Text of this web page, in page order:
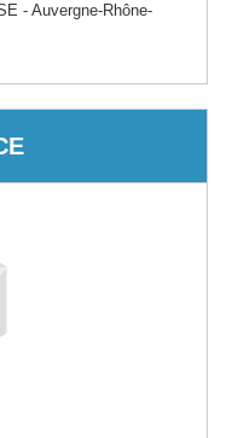
- Auvergne-Rhône-